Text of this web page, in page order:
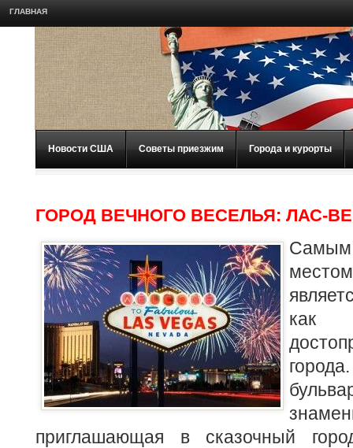
ГЛАВНАЯ
Новости США Советы приезжим Города и курорты
ГОРОД ВЕЧНОГО ВЕСЕЛЬЯ: ЛАС-
как
приглашающая в сказочный